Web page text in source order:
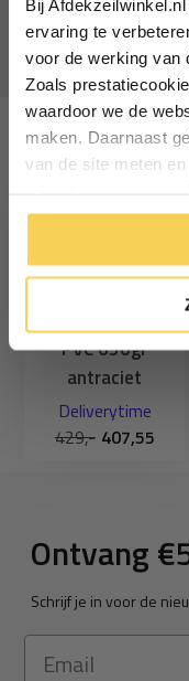
Bij
ervaring te
voor de werking van
Zoals
waardoor we de
maken. Daarnaast
van de site meten
manier. Klik op
klik op ‘alleen
cookies.
Recent bekeken
PVC 650gr
antraciet
Deliverytime
429,- 407,55
Ontvang
Schrijf je in voor de
Email
Vul je e-mailadres
Particulier
*Geldig bij minimale